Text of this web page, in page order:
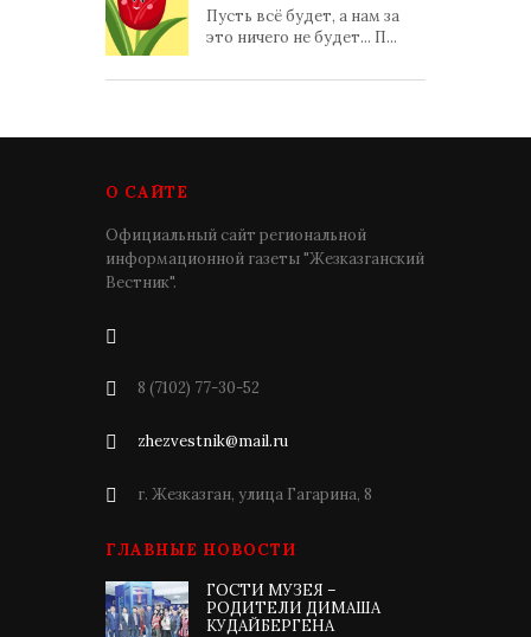
Пусть всё будет, а нам за
это ничего не будет... П...
О САЙТЕ
Официальный сайт региональной
информационной газеты "Жезказганский
Вестник".
8 (7102) 77-30-52
zhezvestnik@mail.ru
г. Жезказган, улица Гагарина, 8
ГЛАВНЫЕ НОВОСТИ
ГОСТИ МУЗЕЯ –
РОДИТЕЛИ ДИМАША
КУДАЙБЕРГЕНА